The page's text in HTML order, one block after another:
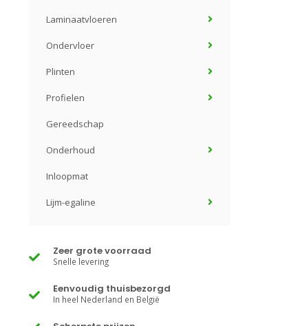
Laminaatvloeren
Ondervloer
Plinten
Profielen
Gereedschap
Onderhoud
Inloopmat
Lijm-egaline
Zeer grote voorraad
Snelle levering
Eenvoudig thuisbezorgd
In heel Nederland en België